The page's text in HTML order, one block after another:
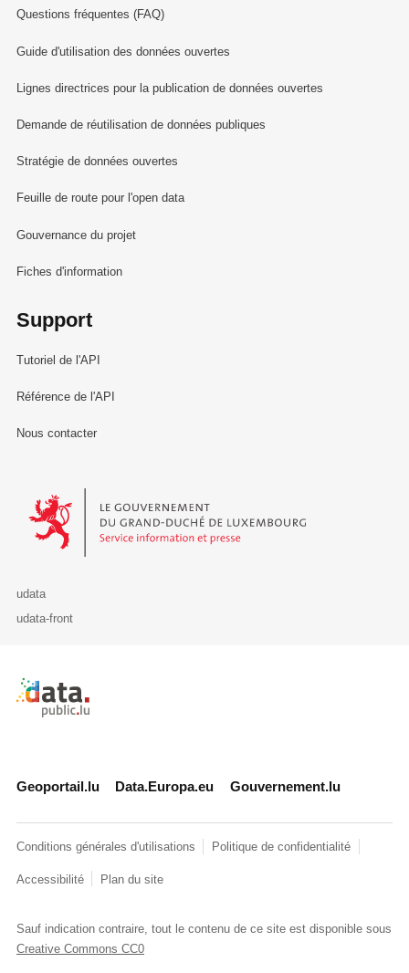
Questions fréquentes (FAQ)
Guide d'utilisation des données ouvertes
Lignes directrices pour la publication de données ouvertes
Demande de réutilisation de données publiques
Stratégie de données ouvertes
Feuille de route pour l'open data
Gouvernance du projet
Fiches d'information
Support
Tutoriel de l'API
Référence de l'API
Nous contacter
Le Gouvernement du Grand-Duché de Luxembourg - Service
udata
udata-front
Retour à l'accueil de data.public.lu
Geoportail.lu Data.Europa.eu Gouvernement.lu
Conditions générales d'utilisations Politique de confidentialité
Accessibilité Plan du site
Sauf indication contraire, tout le contenu de ce site est disponible sous
Creative Commons CC0